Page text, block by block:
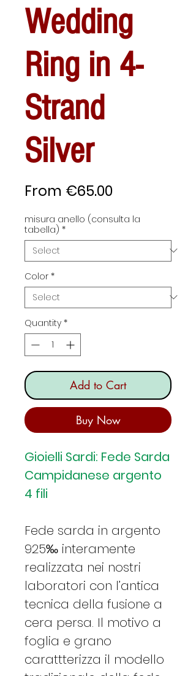
Wedding
Ring in 4-
Strand
Silver
From €65.00Sale
misura anello (consulta la
tabella) *
Color *
Quantity *
Add to Cart
Buy Now
Gioielli Sardi: Fede Sarda
Campidanese argento
4 fili
Fede sarda in argento
925‰ interamente
realizzata nei nostri
laboratori con l’antica
tecnica della fusione a
cera persa. Il motivo a
foglia e grano
carattterizza il modello